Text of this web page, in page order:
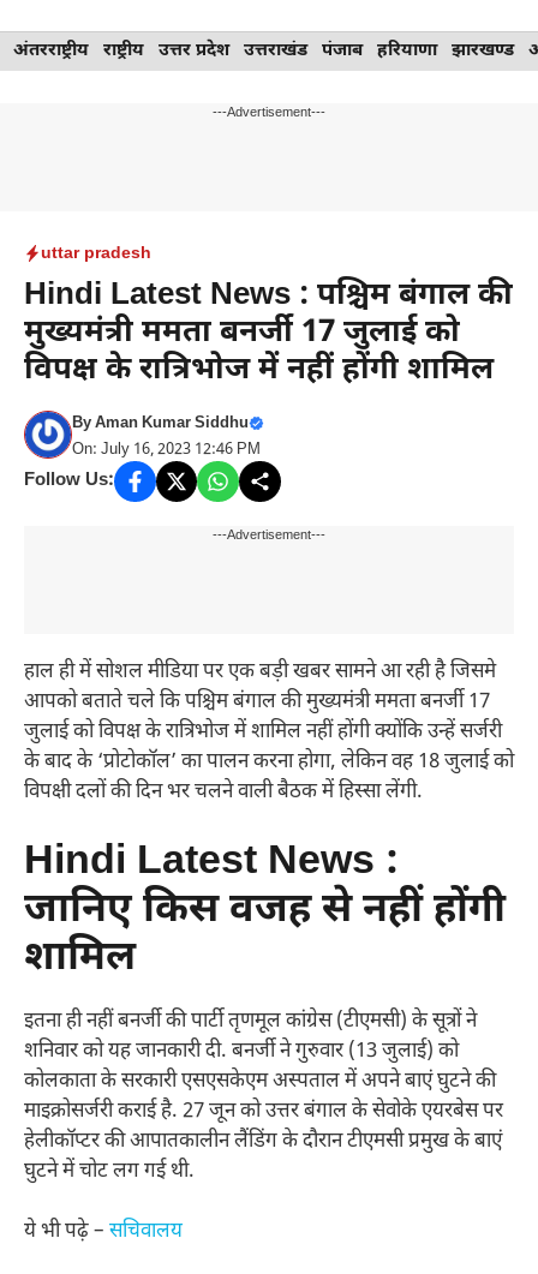
Skip
to
अंतरराष्ट्रीय राष्ट्रीय उत्तर प्रदेश उत्तराखंड पंजाब हरियाणा झारखण्ड
---Advertisement---
uttar pradesh
Hindi Latest News : पश्चिम बंगाल की
मुख्यमंत्री ममता बनर्जी 17 जुलाई को
विपक्ष के रात्रिभोज में नहीं होंगी शामिल
ByAman Kumar Siddhu
On: July 16, 2023 12:46 PM
Follow Us:
---Advertisement---
हाल ही में सोशल मीडिया पर एक बड़ी खबर सामने आ रही है जिसमे
आपको बताते चले कि पश्चिम बंगाल की मुख्यमंत्री ममता बनर्जी 17
जुलाई को विपक्ष के रात्रिभोज में शामिल नहीं होंगी क्योंकि उन्हें सर्जरी
के बाद के ‘प्रोटोकॉल’ का पालन करना होगा, लेकिन वह 18 जुलाई को
विपक्षी दलों की दिन भर चलने वाली बैठक में हिस्सा लेंगी.
Hindi Latest News :
जानिए किस वजह से नहीं होंगी
शामिल
इतना ही नहीं बनर्जी की पार्टी तृणमूल कांग्रेस (टीएमसी) के सूत्रों ने
शनिवार को यह जानकारी दी. बनर्जी ने गुरुवार (13 जुलाई) को
कोलकाता के सरकारी एसएसकेएम अस्पताल में अपने बाएं घुटने की
माइक्रोसर्जरी कराई है. 27 जून को उत्तर बंगाल के सेवोके एयरबेस पर
हेलीकॉप्टर की आपातकालीन लैंडिंग के दौरान टीएमसी प्रमुख के बाएं
घुटने में चोट लग गई थी.
ये भी पढ़े – सचिवालय